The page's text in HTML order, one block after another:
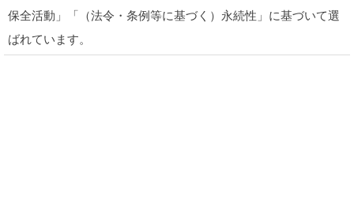
保全活動」「（法令・条例等に基づく）永続性」に基づいて選
ばれています。